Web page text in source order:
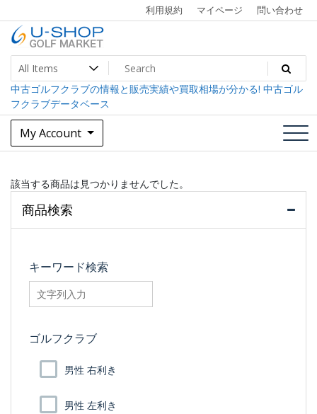
to
content
利用規約 マイページ 問い合わせ
U-SHOP Golf Market dev
中古ゴルフクラブ最大級！U-SHOPゴルフマーケット
中古ゴルフクラブの情報と販売実績や買取相場が分かる! 中古ゴル
フクラブデータベース
My Account
該当する商品は見つかりませんでした。
商品検索
キーワード検索
searchfilter_pro
ゴルフクラブ
男性 右利き
男性 左利き